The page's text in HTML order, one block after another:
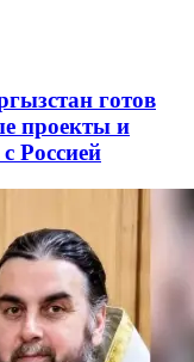
готов
проекты и
Россией